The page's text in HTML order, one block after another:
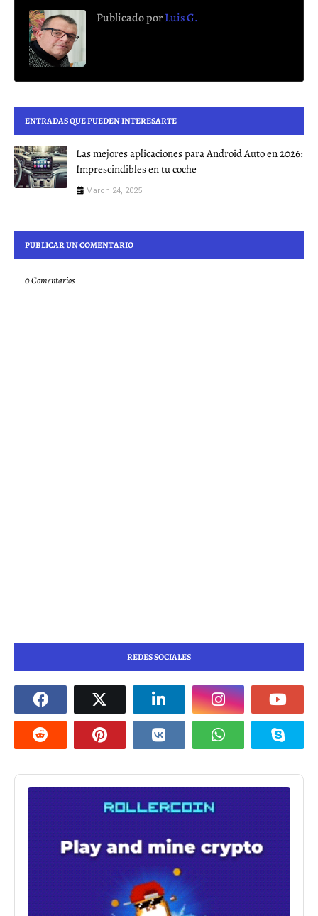
Publicado porLuis G.
ENTRADAS QUE PUEDEN INTERESARTE
Las mejores aplicaciones para Android Auto en 2026:
Imprescindibles en tu coche
March 24, 2025
PUBLICAR UN COMENTARIO
0 Comentarios
REDES SOCIALES